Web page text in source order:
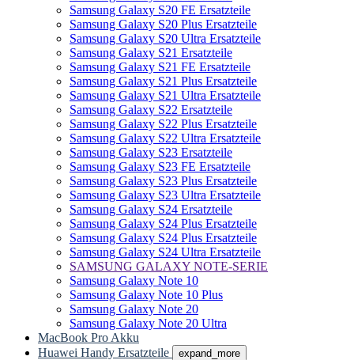
Samsung Galaxy S20 FE Ersatzteile
Samsung Galaxy S20 Plus Ersatzteile
Samsung Galaxy S20 Ultra Ersatzteile
Samsung Galaxy S21 Ersatzteile
Samsung Galaxy S21 FE Ersatzteile
Samsung Galaxy S21 Plus Ersatzteile
Samsung Galaxy S21 Ultra Ersatzteile
Samsung Galaxy S22 Ersatzteile
Samsung Galaxy S22 Plus Ersatzteile
Samsung Galaxy S22 Ultra Ersatzteile
Samsung Galaxy S23 Ersatzteile
Samsung Galaxy S23 FE Ersatzteile
Samsung Galaxy S23 Plus Ersatzteile
Samsung Galaxy S23 Ultra Ersatzteile
Samsung Galaxy S24 Ersatzteile
Samsung Galaxy S24 Plus Ersatzteile
Samsung Galaxy S24 Plus Ersatzteile
Samsung Galaxy S24 Ultra Ersatzteile
SAMSUNG GALAXY NOTE-SERIE
Samsung Galaxy Note 10
Samsung Galaxy Note 10 Plus
Samsung Galaxy Note 20
Samsung Galaxy Note 20 Ultra
MacBook Pro Akku
Huawei Handy Ersatzteile
expand_more